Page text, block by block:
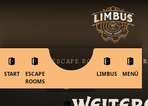
START
ESCAPE
ROOMS
LIMBUS MENÜ
UNSERE ESCAPE ROOM
ANFANG!